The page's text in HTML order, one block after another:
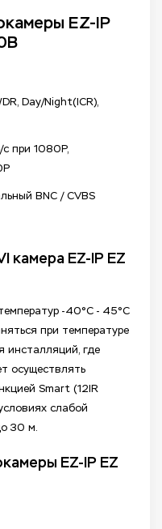
EZ-IP
Day/Night(ICR),
при 1080P,
BNC / CVBS
камера EZ-IP EZ
-40°C - 45°C
при температуре
инсталляций, где
осуществлять
Smart (12IR
слабой
30 м.
EZ-IP EZ